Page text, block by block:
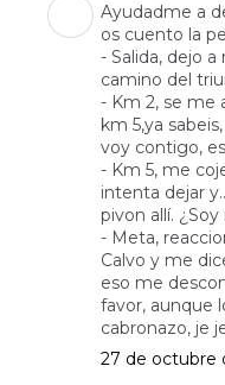
Ayudadme a
os cuento la
- Salida, dejo
camino del
- Km 2, se me
km 5,ya
voy contigo,
- Km 5, me
intenta dejar
pivon allí. ¿Soy
- Meta,
Calvo y me
eso me
favor, aunque
cabronazo, je
27 de octubre